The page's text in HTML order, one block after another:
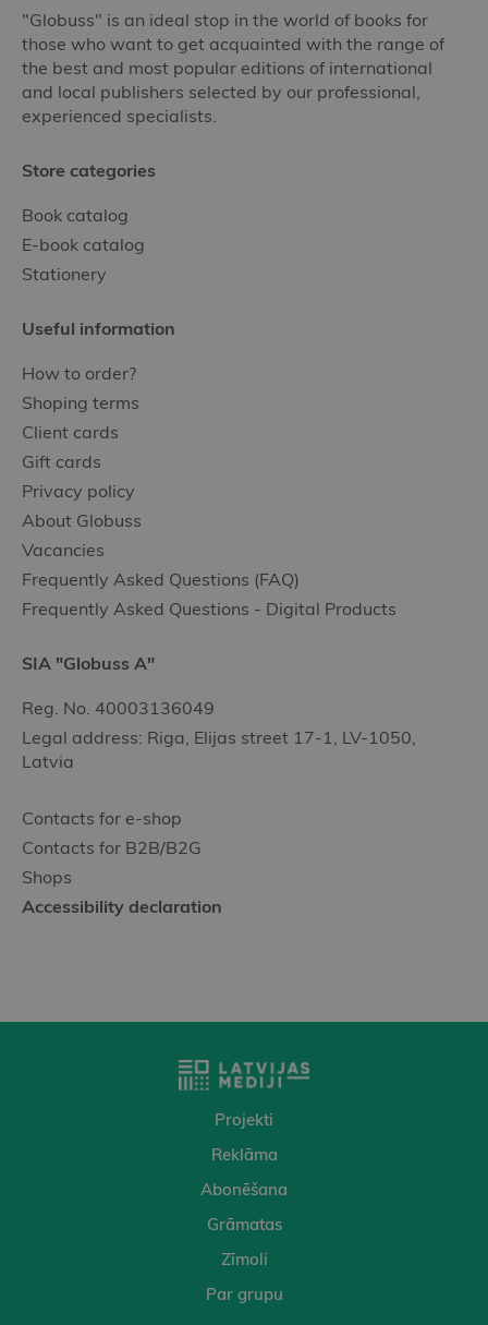
"Globuss" is an ideal stop in the world of books for
those who want to get acquainted with the range of
the best and most popular editions of international
and local publishers selected by our professional,
experienced specialists.
Store categories
Book catalog
E-book catalog
Stationery
Useful information
How to order?
Shoping terms
Client cards
Gift cards
Privacy policy
About Globuss
Vacancies
Frequently Asked Questions (FAQ)
Frequently Asked Questions - Digital Products
SIA "Globuss A"
Reg. No. 40003136049
Legal address: Riga, Elijas street 17-1, LV-1050,
Latvia
Contacts for e-shop
Contacts for B2B/B2G
Shops
Accessibility declaration
Projekti
Reklāma
Abonēšana
Grāmatas
Zīmoli
Par grupu